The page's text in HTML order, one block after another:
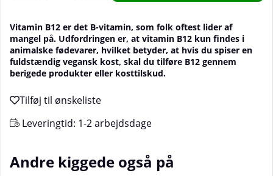
Vitamin B12 er det B-vitamin, som folk oftest lider af
mangel på. Udfordringen er, at vitamin B12 kun findes i
animalske fødevarer, hvilket betyder, at hvis du spiser en
fuldstændig vegansk kost, skal du tilføre B12 gennem
berigede produkter eller kosttilskud.
Leveringtid: 1-2 arbejdsdage
Andre kiggede også på